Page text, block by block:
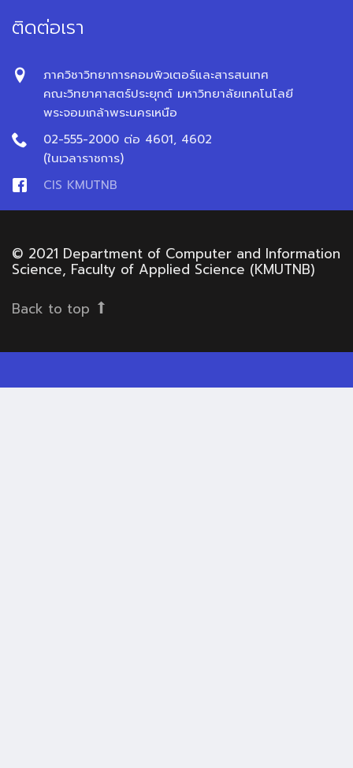
ติดต่อเรา
ภาควิชาวิทยาการคอมพิวเตอร์และสารสนเทศ
คณะวิทยาศาสตร์ประยุกต์ มหาวิทยาลัยเทคโนโลยี
พระจอมเกล้าพระนครเหนือ
02-555-2000 ต่อ 4601, 4602
(ในเวลาราชการ)
CIS KMUTNB
© 2021 Department of Computer and Information
Science, Faculty of Applied Science (KMUTNB)
Back to top